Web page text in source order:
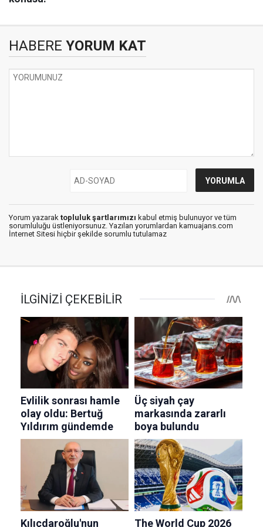
HABERE YORUM KAT
Yorum yazarak topluluk şartlarımızı kabul etmiş bulunuyor ve tüm
sorumluluğu üstleniyorsunuz. Yazılan yorumlardan kamuajans.com
İnternet Sitesi hiçbir şekilde sorumlu tutulamaz